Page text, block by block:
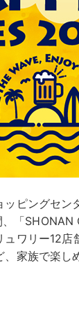
ピングセ
「
ワリー12
家族で楽し